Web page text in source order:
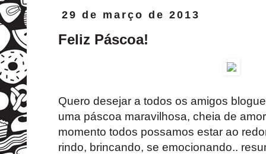
29 de março de 2013
Feliz Páscoa!
Quero desejar a todos os amigos
uma páscoa maravilhosa, cheia de
momento todos possamos estar ao
rindo, brincando, se emocionando..